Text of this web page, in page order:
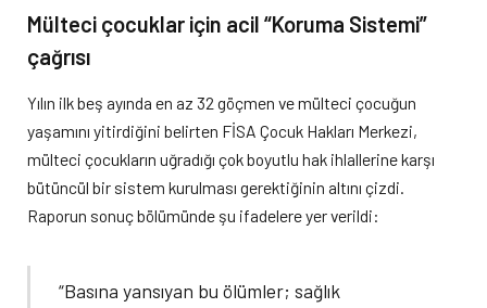
Mülteci çocuklar için acil “Koruma Sistemi”
çağrısı
Yılın ilk beş ayında en az 32 göçmen ve mülteci çocuğun
yaşamını yitirdiğini belirten FİSA Çocuk Hakları Merkezi,
mülteci çocukların uğradığı çok boyutlu hak ihlallerine karşı
bütüncül bir sistem kurulması gerektiğinin altını çizdi.
Raporun sonuç bölümünde şu ifadelere yer verildi:
“Basına yansıyan bu ölümler; sağlık